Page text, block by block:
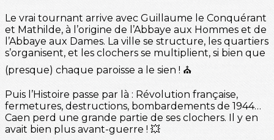
Le vrai tournant arrive avec Guillaume le Conquérant
et Mathilde, à l’origine de l’Abbaye aux Hommes et de
l’Abbaye aux Dames. La ville se structure, les quartiers
s’organisent, et les clochers se multiplient, si bien que
(presque) chaque paroisse a le sien ! ⛪️
Puis l’Histoire passe par là : Révolution française,
fermetures, destructions, bombardements de 1944…
Caen perd une grande partie de ses clochers. Il y en
avait bien plus avant-guerre ! 💥